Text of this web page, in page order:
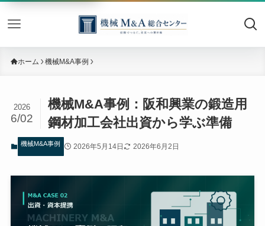
機械
ホーム 機械M&A事例
機械M&A事例：阪和興業の鍛造用
鋼材加工会社出資から学ぶ準備
2026
6/02
機械M&A事例 2026年5月14日 2026年6月2日